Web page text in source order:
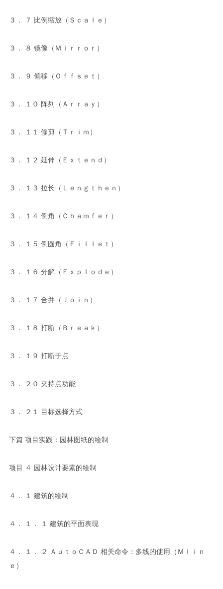
３． ７ 比例缩放（Ｓｃａｌｅ）
３． ８ 镜像（Ｍｉｒｒｏｒ）
３． ９ 偏移（Ｏｆｆｓｅｔ）
３． １０ 阵列（Ａｒｒａｙ）
３． １１ 修剪（Ｔｒｉｍ）
３． １２ 延伸（Ｅｘｔｅｎｄ）
３． １３ 拉长（Ｌｅｎｇｔｈｅｎ）
３． １４ 倒角（Ｃｈａｍｆｅｒ）
３． １５ 倒圆角（Ｆｉｌｌｅｔ）
３． １６ 分解（Ｅｘｐｌｏｄｅ）
３． １７ 合并（Ｊｏｉｎ）
３． １８ 打断（Ｂｒｅａｋ）
３． １９ 打断于点
３． ２０ 夹持点功能
３． ２１ 目标选择方式
下篇 项目实践：园林图纸的绘制
项目 ４ 园林设计要素的绘制
４． １ 建筑的绘制
４． １． １ 建筑的平面表现
４． １． ２ ＡｕｔｏＣＡＤ 相关命令：多线的使用（Ｍｌｉｎ
ｅ）